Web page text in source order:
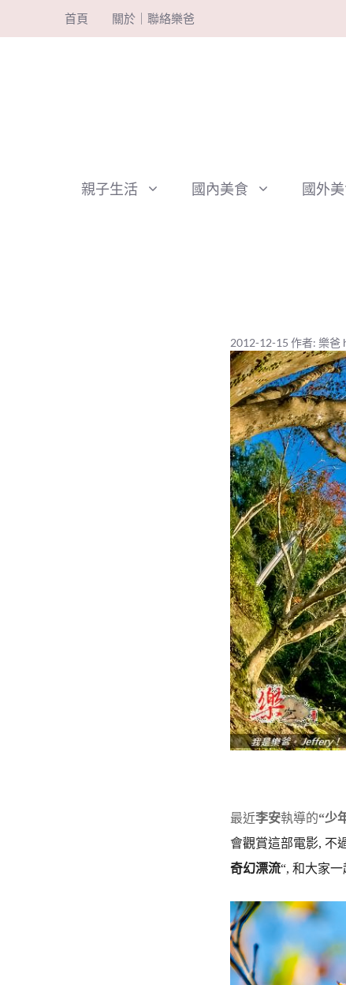
至
首頁 關於｜聯絡樂爸
親子生活 國內美食 國外
2012-12-15 作者: 樂爸
最近李安執導的“少
會觀賞這部電影, 不
奇幻漂流“, 和大家一